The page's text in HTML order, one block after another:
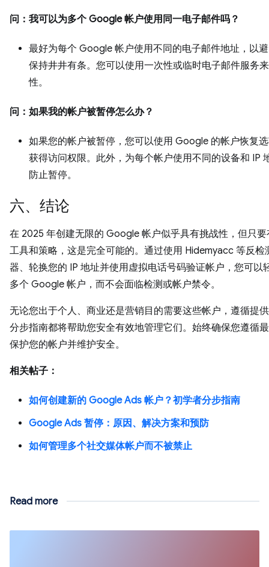
问：我可以为多个 Google 帐户使用同一电子邮件吗？
最好为每个 Google 帐户使用不同的电子邮件地址，以
保持井井有条。您可以使用一次性或临时电子邮件服务
性。
问：如果我的帐户被暂停怎么办？
如果您的帐户被暂停，您可以使用 Google 的帐户恢复
获得访问权限。此外，为每个帐户使用不同的设备和 IP
防止暂停。
六、结论
在 2025 年创建无限的 Google 帐户似乎具有挑战性，但只
工具和策略，这是完全可能的。通过使用 Hidemyacc 等反检
器、轮换您的 IP 地址并使用虚拟电话号码验证帐户，您可以
多个 Google 帐户，而不会面临检测或帐户禁令。
无论您出于个人、商业还是营销目的需要这些帐户，遵循提
分步指南都将帮助您安全有效地管理它们。始终确保您遵循
保护您的帐户并维护安全。
相关帖子：
如何创建新的 Google Ads 帐户？初学者分步指南
Google Ads 暂停：原因、解决方案和预防
如何管理多个社交媒体帐户而不被禁止
Read more